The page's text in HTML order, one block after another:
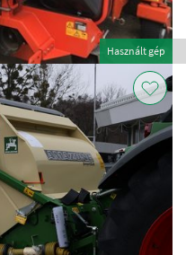
Használt gép